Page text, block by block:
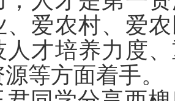
、爱农村、爱
人才培养力度
等方面着手。